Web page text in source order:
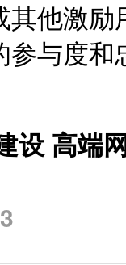
其他激
参与度
设 高端